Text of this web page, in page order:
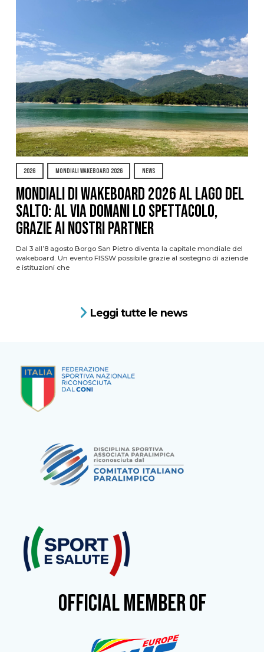
2026 MONDIALI WAKEBOARD 2026 NEWS
Mondiali di Wakeboard 2026 al Lago del
Salto: al via domani lo spettacolo,
grazie ai nostri Partner
Dal 3 all’8 agosto Borgo San Pietro diventa la capitale mondiale del
wakeboard. Un evento FISSW possibile grazie al sostegno di aziende
e istituzioni che
Leggi tutte le news
OFFICIAL MEMBER OF